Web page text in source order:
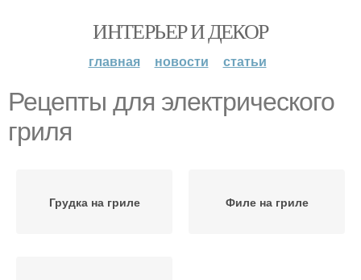
ИНТЕРЬЕР И ДЕКОР
главная новости статьи
Рецепты для электрического
гриля
Грудка на гриле Филе на гриле